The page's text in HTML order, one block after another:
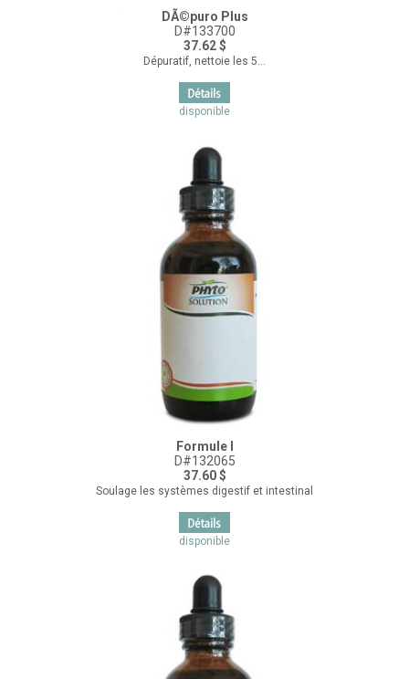
DÃ©puro Plus
D#133700
37.62 $
Dépuratif, nettoie les 5...
disponible
Formule I
D#132065
37.60 $
Soulage les systèmes digestif et intestinal
disponible